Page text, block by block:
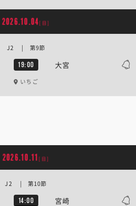
2026.10.04[日]
19:00 大宮
J2 | 第9節
いちご
2026.10.11 [日]
14:00 宮崎
J2 | 第10節